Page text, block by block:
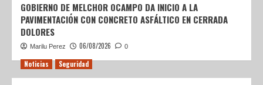
GOBIERNO DE MELCHOR OCAMPO DA INICIO A LA
PAVIMENTACIÓN CON CONCRETO ASFÁLTICO EN CERRADA
DOLORES
Marilu Perez 06/08/2026 0
Noticias Seguridad